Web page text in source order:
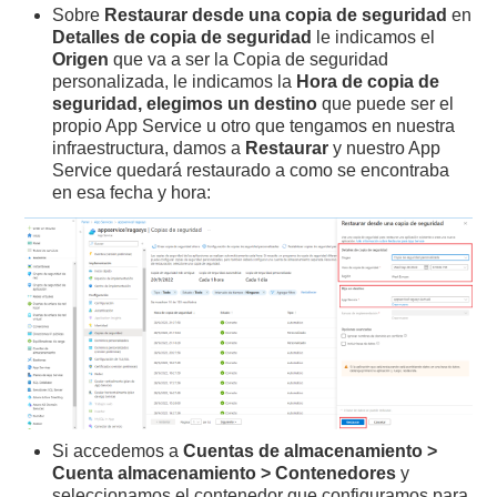
Sobre Restaurar desde una copia de seguridad en
Detalles de copia de seguridad
le indicamos el
Origen que va a ser la Copia de seguridad
personalizada, le indicamos la Hora de copia de
seguridad, elegimos un destino que puede ser el
propio App Service u otro que tengamos en nuestra
infraestructura, damos a Restaurary nuestro App
Service quedará restaurado a como se encontraba
en esa fecha y hora:
Si accedemos aCuentas de almacenamiento >
Cuenta almacenamiento > Contenedores y